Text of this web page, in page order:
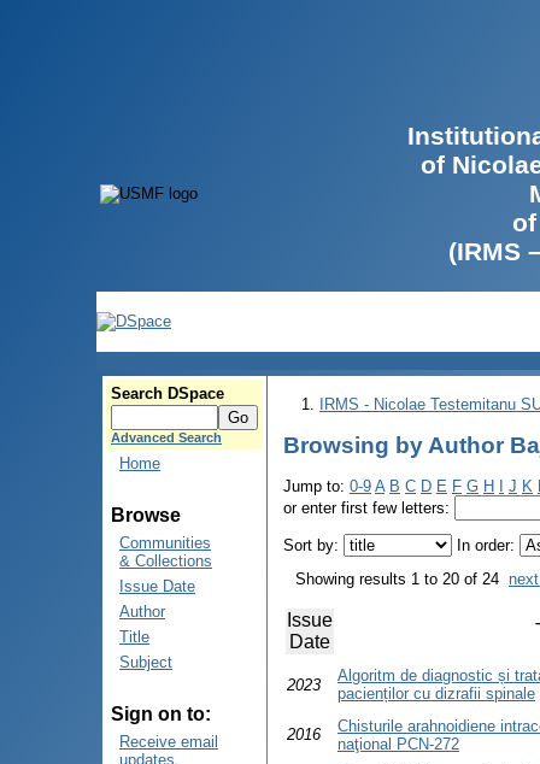
of
(IRMS
Search DSpace
Advanced Search
Home
Browse
Communities
& Collections
Issue Date
Author
Title
Subject
Sign on to:
Receive email
updates
IRMS - Nicolae Testemitanu
Browsing by Author
Jump to: 0-9 A B C D E F G H J K
or enter first few letters:
Sort by:
In order:
Showing results 1 to 20 of 24
Issue
Date
2023
Algoritm de diagnostic și
pacienților cu dizrafii spinale
2016
Chisturile arahnoidiene
naţional PCN-272